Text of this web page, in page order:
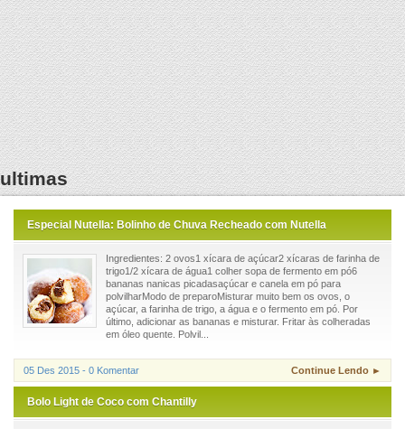
ultimas
Especial Nutella: Bolinho de Chuva Recheado com Nutella
Ingredientes: 2 ovos1 xícara de açúcar2 xícaras de farinha de
trigo1/2 xícara de água1 colher sopa de fermento em pó6
bananas nanicas picadasaçúcar e canela em pó para
polvilharModo de preparoMisturar muito bem os ovos, o
açúcar, a farinha de trigo, a água e o fermento em pó. Por
último, adicionar as bananas e misturar. Fritar às colheradas
em óleo quente. Polvil...
05 Des 2015 - 0 Komentar Continue Lendo ►
Bolo Light de Coco com Chantilly